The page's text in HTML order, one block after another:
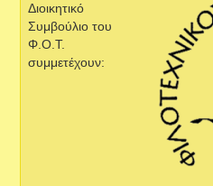
Διοικητικό
Συμβούλιο του
Φ.Ο.Τ.
συμμετέχουν: